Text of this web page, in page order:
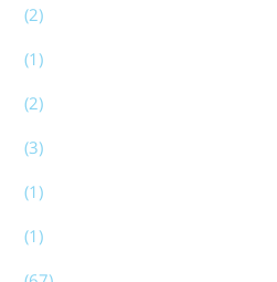
(2)
(1)
(2)
(3)
(1)
(1)